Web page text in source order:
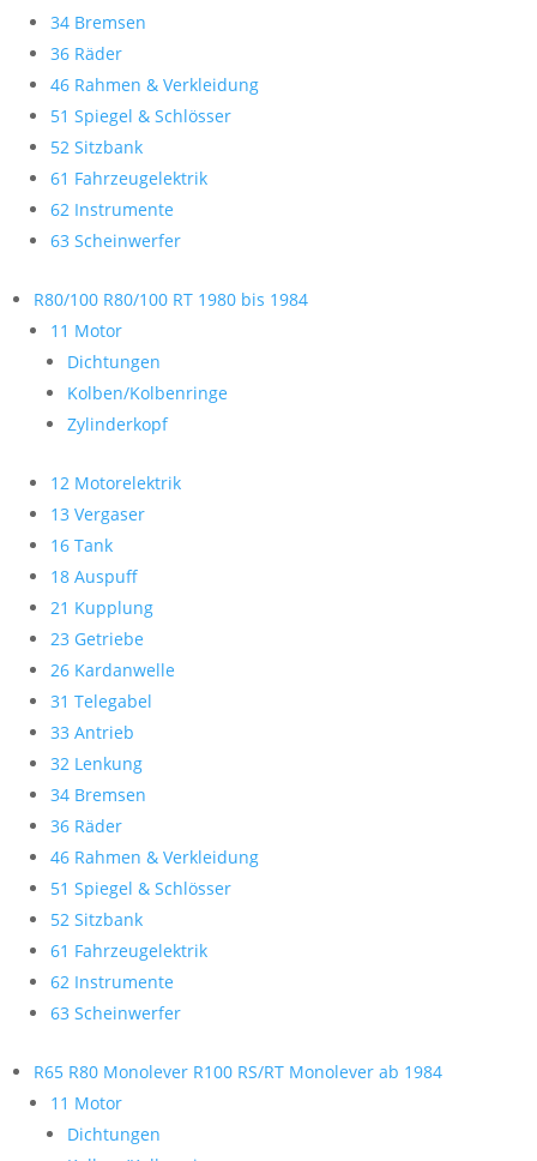
34 Bremsen
36 Räder
46 Rahmen & Verkleidung
51 Spiegel & Schlösser
52 Sitzbank
61 Fahrzeugelektrik
62 Instrumente
63 Scheinwerfer
R80/100 R80/100 RT 1980 bis 1984
11 Motor
Dichtungen
Kolben/Kolbenringe
Zylinderkopf
12 Motorelektrik
13 Vergaser
16 Tank
18 Auspuff
21 Kupplung
23 Getriebe
26 Kardanwelle
31 Telegabel
33 Antrieb
32 Lenkung
34 Bremsen
36 Räder
46 Rahmen & Verkleidung
51 Spiegel & Schlösser
52 Sitzbank
61 Fahrzeugelektrik
62 Instrumente
63 Scheinwerfer
R65 R80 Monolever R100 RS/RT Monolever ab 1984
11 Motor
Dichtungen